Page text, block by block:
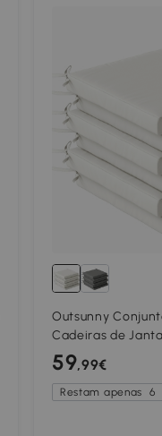
Outsunny
Cadeiras de
com Capa Lavável
Impermeável e
59,99€
Restam apenas 6